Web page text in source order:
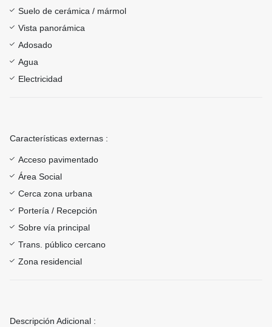
Suelo de cerámica / mármol
Vista panorámica
Adosado
Agua
Electricidad
Características externas :
Acceso pavimentado
Área Social
Cerca zona urbana
Portería / Recepción
Sobre vía principal
Trans. público cercano
Zona residencial
Descripción Adicional :